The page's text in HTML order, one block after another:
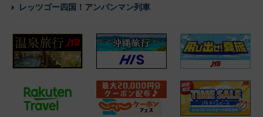
レッツゴー四国！アンパンマン列車